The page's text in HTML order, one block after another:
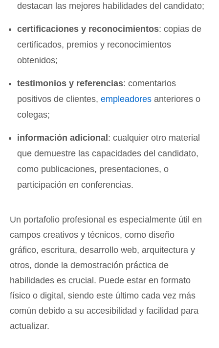
destacan las mejores habilidades del candidato;
certificaciones y reconocimientos: copias de
certificados, premios y reconocimientos
obtenidos;
testimonios y referencias: comentarios
positivos de clientes,empleadores anteriores o
colegas;
información adicional: cualquier otro material
que demuestre las capacidades del candidato,
como publicaciones, presentaciones, o
participación en conferencias.
Un portafolio profesional es especialmente útil en
campos creativos y técnicos, como diseño
gráfico, escritura, desarrollo web, arquitectura y
otros, donde la demostración práctica de
habilidades es crucial. Puede estar en formato
físico o digital, siendo este último cada vez más
común debido a su accesibilidad y facilidad para
actualizar.